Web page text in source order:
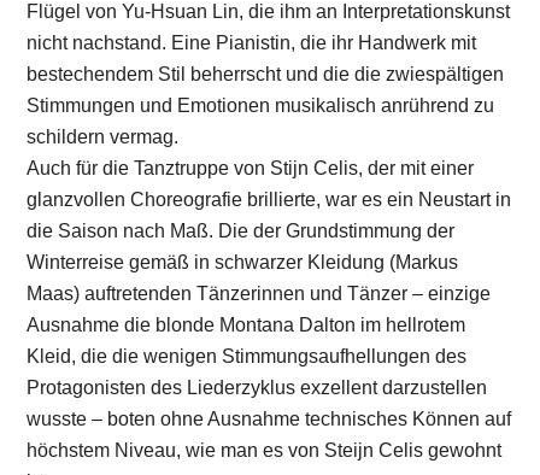
Flügel von Yu-Hsuan Lin, die ihm an Interpretationskunst
nicht nachstand. Eine Pianistin, die ihr Handwerk mit
bestechendem Stil beherrscht und die die zwiespältigen
Stimmungen und Emotionen musikalisch anrührend zu
schildern vermag.
Auch für die Tanztruppe von Stijn Celis, der mit einer
glanzvollen Choreografie brillierte, war es ein Neustart in
die Saison nach Maß. Die der Grundstimmung der
Winterreise gemäß in schwarzer Kleidung (Markus
Maas) auftretenden Tänzerinnen und Tänzer – einzige
Ausnahme die blonde Montana Dalton im hellrotem
Kleid, die die wenigen Stimmungsaufhellungen des
Protagonisten des Liederzyklus exzellent darzustellen
wusste – boten ohne Ausnahme technisches Können auf
höchstem Niveau, wie man es von Steijn Celis gewohnt